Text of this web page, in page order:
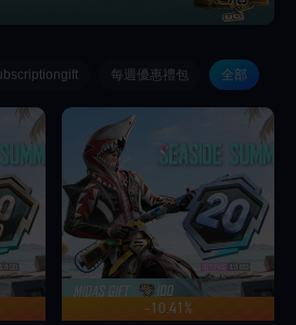
每週優惠禮包 全部
-10.41%
最高可獲得 140 獎金